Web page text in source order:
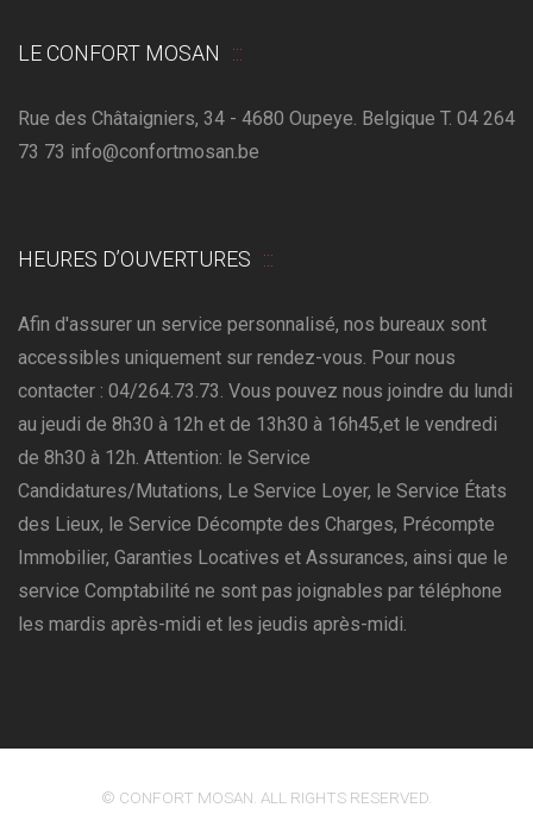
LE CONFORT MOSAN
Rue des Châtaigniers, 34 - 4680 Oupeye. Belgique T. 04 264
73 73 info@confortmosan.be
HEURES D’OUVERTURES
Afin d'assurer un service personnalisé, nos bureaux sont
accessibles uniquement sur rendez-vous. Pour nous
contacter : 04/264.73.73. Vous pouvez nous joindre du lundi
au jeudi de 8h30 à 12h et de 13h30 à 16h45,et le vendredi
de 8h30 à 12h. Attention: le Service
Candidatures/Mutations, Le Service Loyer, le Service États
des Lieux, le Service Décompte des Charges, Précompte
Immobilier, Garanties Locatives et Assurances, ainsi que le
service Comptabilité ne sont pas joignables par téléphone
les mardis après-midi et les jeudis après-midi.
© CONFORT MOSAN. ALL RIGHTS RESERVED.